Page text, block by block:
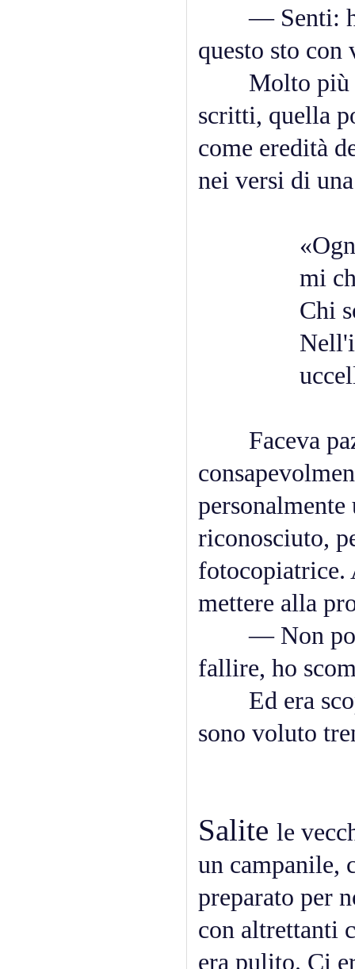
— Senti: ho
questo sto con
Molto più
scritti, quella
come eredità
nei versi di
«Ogni
mi
Chi
uccelli
Faceva
riconosciuto,
fotocopiatrice.
mettere alla
— Non
fallire, ho
Ed era
sono voluto
Salite le
un campanile,
preparato per
con altrettanti
era pulito. Ci